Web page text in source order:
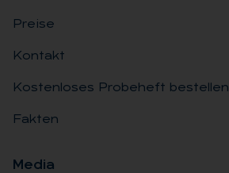
Preise
Kontakt
Kostenloses Probeheft bestellen
Fakten
Me­dia